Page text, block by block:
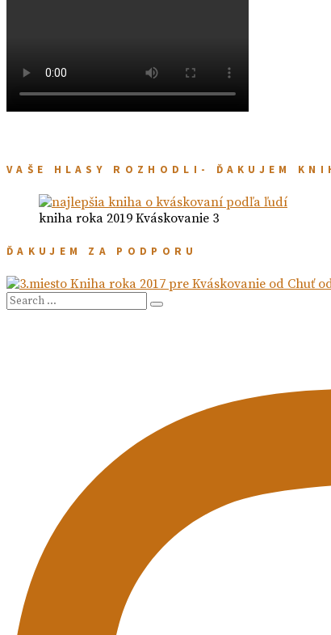
VAŠE HLASY ROZHODLI- ĎAKUJEM
kniha roka 2019 Kváskovanie 3
ĎAKUJEM ZA PODPORU
Search
Search